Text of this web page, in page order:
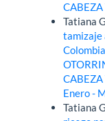
CABEZA
Tatiana
tamizaje
Enero -
Tatiana